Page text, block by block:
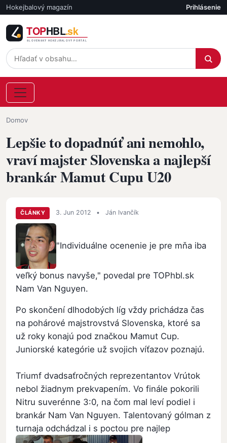
Skočiť na hlavný obsah
Hokejbalový magazín Účet
Prihlásenie
Omrvinka
Domov
Lepšie to dopadnúť ani nemohlo,
vraví majster Slovenska a najlepší
brankár Mamut Cupu U20
ČLÁNKY 3. Jun 2012 • Ján Ivančík
"Individuálne ocenenie je pre mňa iba
veľký bonus navyše," povedal pre TOPhbl.sk
Nam Van Nguyen.
Po skončení dlhodobých líg vždy prichádza čas
na pohárové majstrovstvá Slovenska, ktoré sa
už roky konajú pod značkou Mamut Cup.
Juniorské kategórie už svojich víťazov poznajú.
Triumf dvadsaťročných reprezentantov Vrútok
nebol žiadnym prekvapením. Vo finále pokorili
Nitru suverénne 3:0, na čom mal leví podiel i
brankár Nam Van Nguyen. Talentovaný gólman z
turnaja odchádzal i s poctou pre najlep